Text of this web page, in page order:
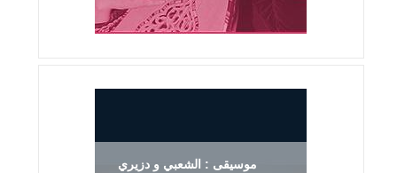
موسيقى : الشعبي و دزيري